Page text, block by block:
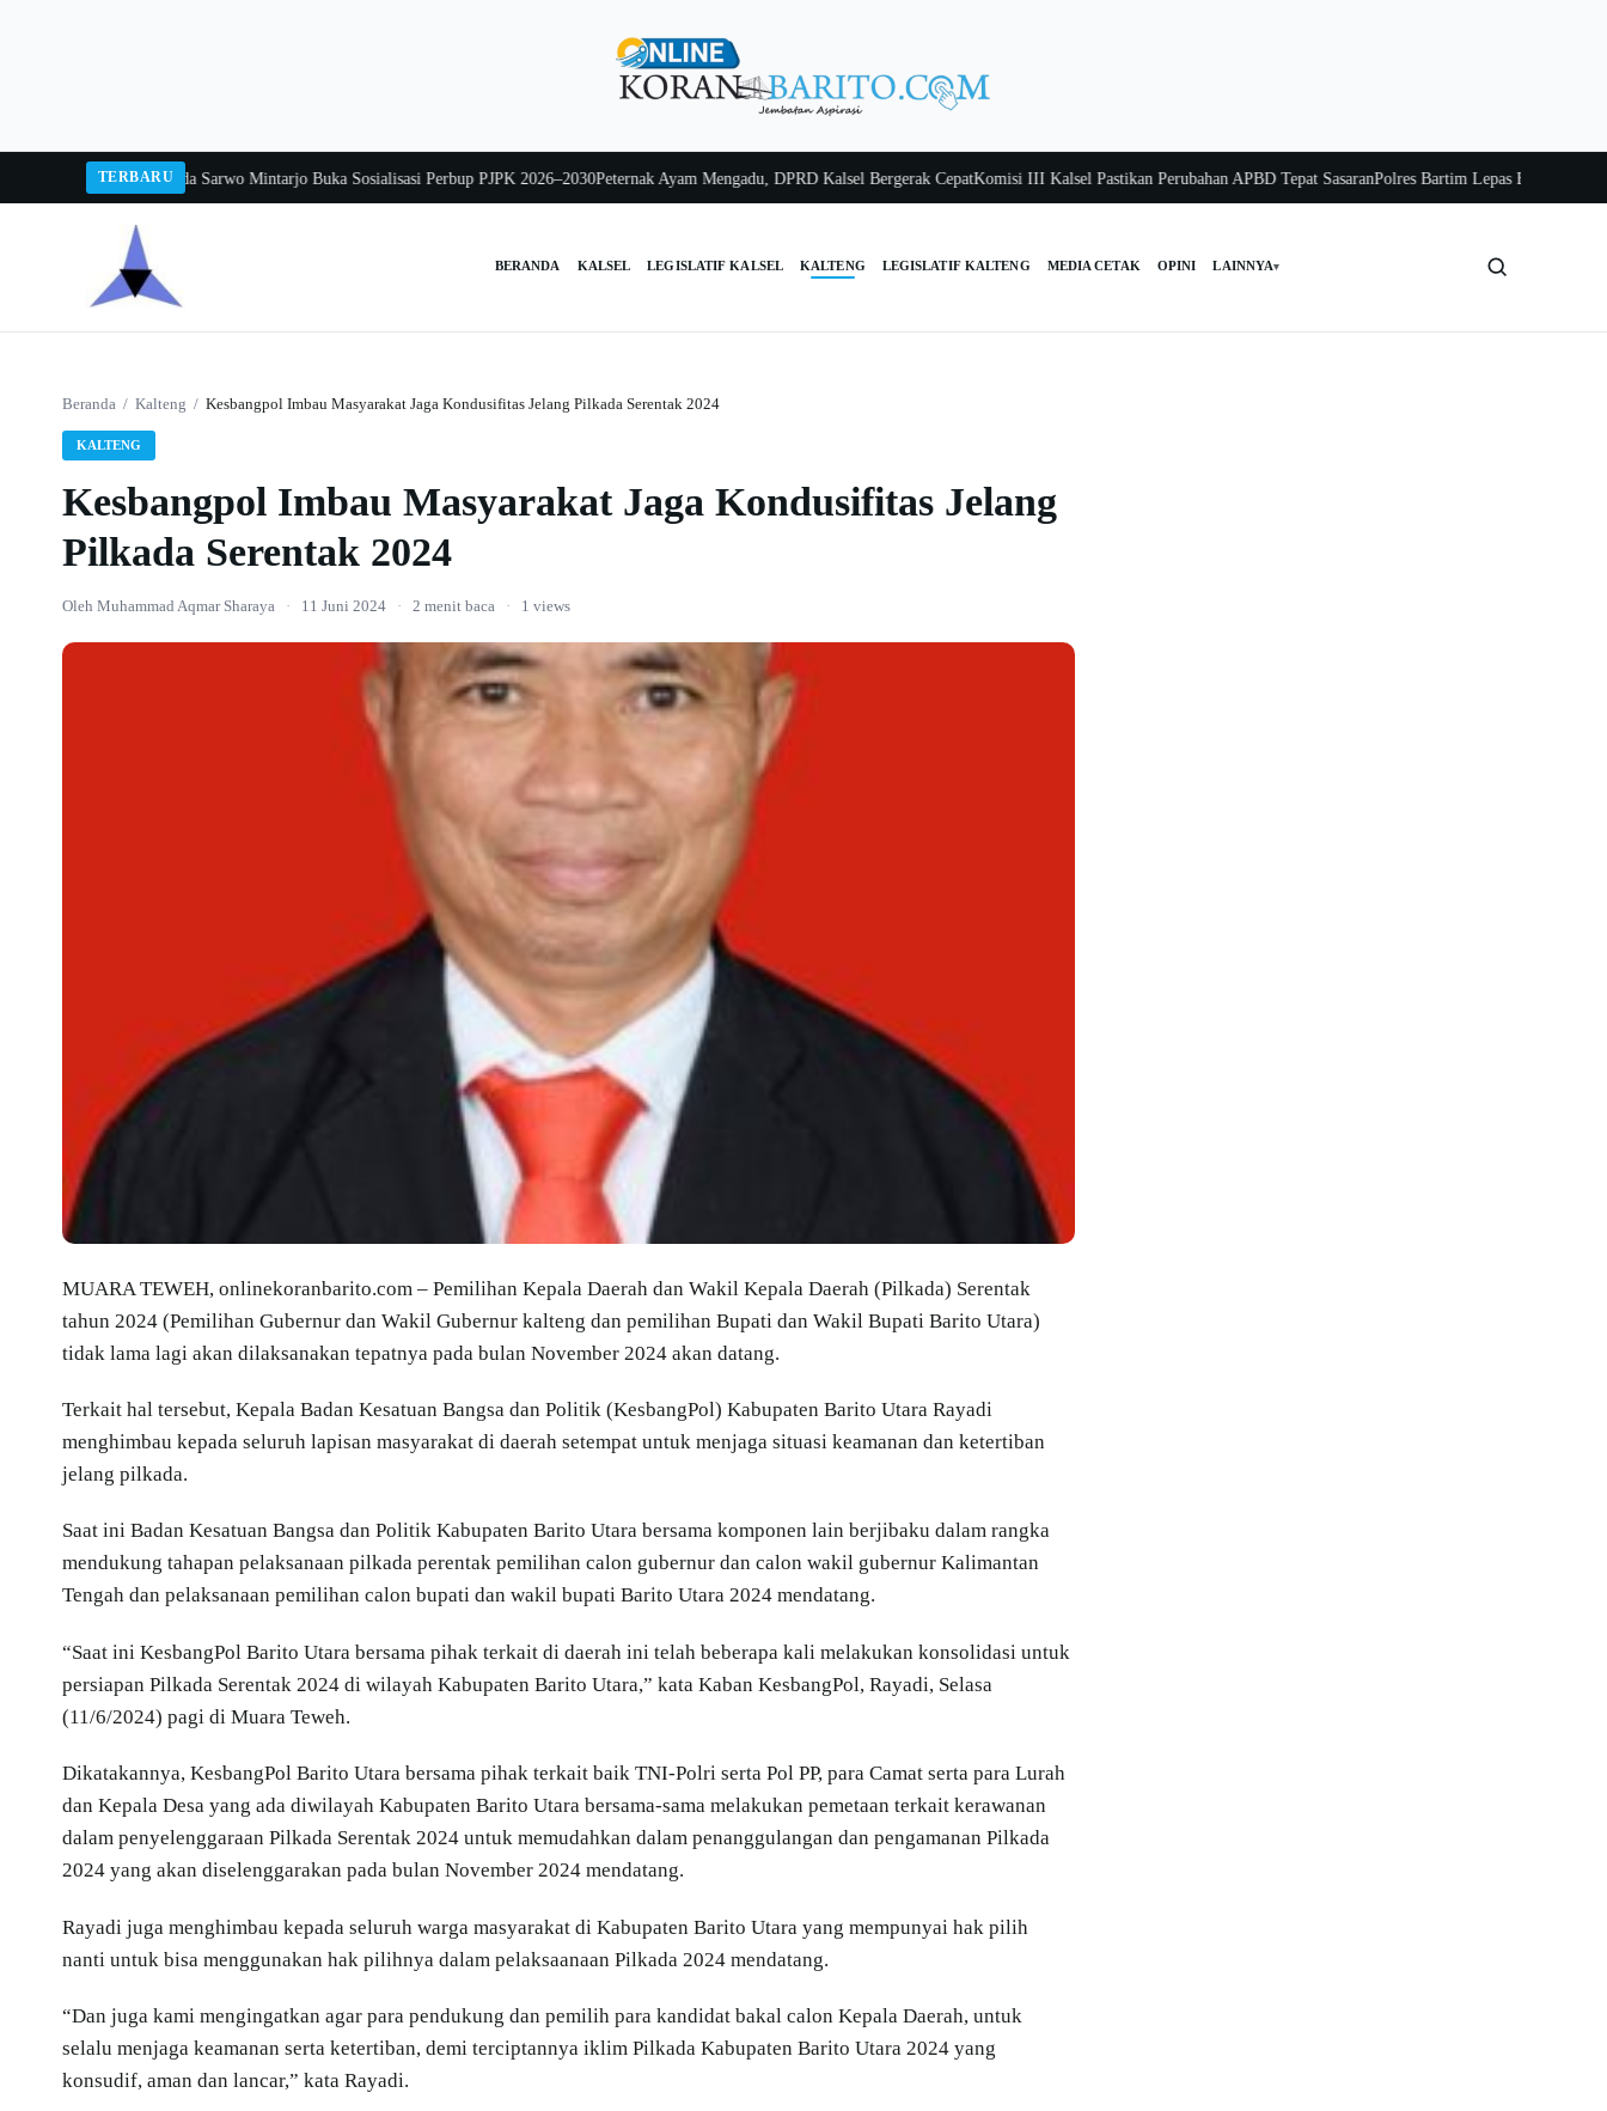
TERBARU
Pj Sekda Sarwo Mintarjo Buka Sosialisasi Perbup PJPK 2026–2030Peternak Ayam Mengadu, DPRD Kalsel Bergerak Cepat Komisi III Kalsel Pastikan Perubahan APBD Tepat SasaranPolres Bartim Lepas Bakti Sosial untuk
BERANDA KALSEL LEGISLATIF KALSEL KALTENG LEGISLATIF KALTENG MEDIA CETAK OPINI LAINNYA▾
Beranda / Kalteng / Kesbangpol Imbau Masyarakat Jaga Kondusifitas Jelang Pilkada Serentak 2024
KALTENG
Kesbangpol Imbau Masyarakat Jaga Kondusifitas Jelang
Pilkada Serentak 2024
Oleh Muhammad Aqmar Sharaya · 11 Juni 2024 · 2 menit baca · 1 views
MUARA TEWEH, onlinekoranbarito.com – Pemilihan Kepala Daerah dan Wakil Kepala Daerah (Pilkada) Serentak
tahun 2024 (Pemilihan Gubernur dan Wakil Gubernur kalteng dan pemilihan Bupati dan Wakil Bupati Barito Utara)
tidak lama lagi akan dilaksanakan tepatnya pada bulan November 2024 akan datang.
Terkait hal tersebut, Kepala Badan Kesatuan Bangsa dan Politik (KesbangPol) Kabupaten Barito Utara Rayadi
menghimbau kepada seluruh lapisan masyarakat di daerah setempat untuk menjaga situasi keamanan dan ketertiban
jelang pilkada.
Saat ini Badan Kesatuan Bangsa dan Politik Kabupaten Barito Utara bersama komponen lain berjibaku dalam rangka
mendukung tahapan pelaksanaan pilkada perentak pemilihan calon gubernur dan calon wakil gubernur Kalimantan
Tengah dan pelaksanaan pemilihan calon bupati dan wakil bupati Barito Utara 2024 mendatang.
“Saat ini KesbangPol Barito Utara bersama pihak terkait di daerah ini telah beberapa kali melakukan konsolidasi untuk
persiapan Pilkada Serentak 2024 di wilayah Kabupaten Barito Utara,” kata Kaban KesbangPol, Rayadi, Selasa
(11/6/2024) pagi di Muara Teweh.
Dikatakannya, KesbangPol Barito Utara bersama pihak terkait baik TNI-Polri serta Pol PP, para Camat serta para Lurah
dan Kepala Desa yang ada diwilayah Kabupaten Barito Utara bersama-sama melakukan pemetaan terkait kerawanan
dalam penyelenggaraan Pilkada Serentak 2024 untuk memudahkan dalam penanggulangan dan pengamanan Pilkada
2024 yang akan diselenggarakan pada bulan November 2024 mendatang.
Rayadi juga menghimbau kepada seluruh warga masyarakat di Kabupaten Barito Utara yang mempunyai hak pilih
nanti untuk bisa menggunakan hak pilihnya dalam pelaksaanaan Pilkada 2024 mendatang.
“Dan juga kami mengingatkan agar para pendukung dan pemilih para kandidat bakal calon Kepala Daerah, untuk
selalu menjaga keamanan serta ketertiban, demi terciptannya iklim Pilkada Kabupaten Barito Utara 2024 yang
konsudif, aman dan lancar,” kata Rayadi.